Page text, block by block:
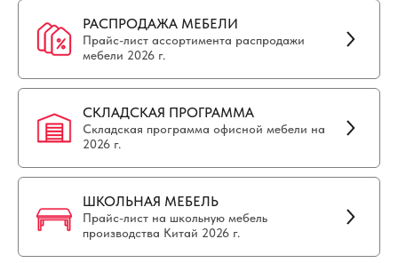
РАСПРОДАЖА МЕБЕЛИ
Прайс-лист ассортимента распродажи
мебели 2026 г.
СКЛАДСКАЯ ПРОГРАММА
Складская программа офисной мебели на
2026 г.
ШКОЛЬНАЯ МЕБЕЛЬ
Прайс-лист на школьную мебель
производства Китай 2026 г.